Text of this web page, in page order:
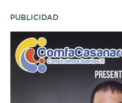
PUBLICIDAD